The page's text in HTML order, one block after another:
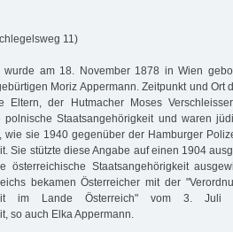
11)
wurde am 18. November 1878 in Wien
Moriz Appermann. Zeitpunkt und Ort
Eltern, der Hutmacher Moses
polnische Staatsangehörigkeit und waren
wie sie 1940 gegenüber der Hamburger
Sie stützte diese Angabe auf einen 1904
österreichische Staatsangehörigkeit
bekamen Österreicher mit der
im Lande Österreich" vom 3. Juli
so auch Elka Appermann.